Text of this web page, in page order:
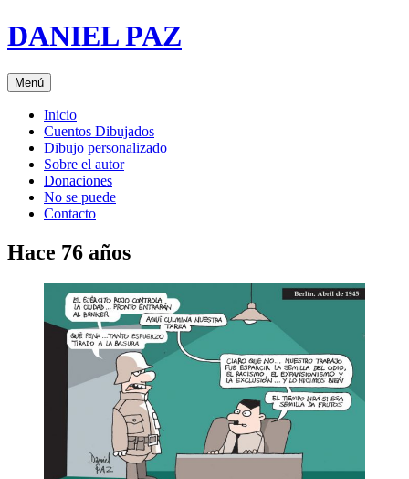
Saltar
al
DANIEL PAZ
Menú
Inicio
Cuentos Dibujados
Dibujo personalizado
Sobre el autor
Donaciones
No se puede
Contacto
Hace 76 años